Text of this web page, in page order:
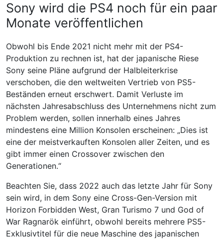
Sony wird die PS4 noch für ein paar
Monate veröffentlichen
Obwohl bis Ende 2021 nicht mehr mit der PS4-
Produktion zu rechnen ist, hat der japanische Riese
Sony seine Pläne aufgrund der Halbleiterkrise
verschoben, die den weltweiten Vertrieb von PS5-
Beständen erneut erschwert. Damit Verluste im
nächsten Jahresabschluss des Unternehmens nicht zum
Problem werden, sollen innerhalb eines Jahres
mindestens eine Million Konsolen erscheinen: „Dies ist
eine der meistverkauften Konsolen aller Zeiten, und es
gibt immer einen Crossover zwischen den
Generationen.“
Beachten Sie, dass 2022 auch das letzte Jahr für Sony
sein wird, in dem Sony eine Cross-Gen-Version mit
Horizon Forbidden West, Gran Turismo 7 und God of
War Ragnarök einführt, obwohl bereits mehrere PS5-
Exklusivtitel für die neue Maschine des japanischen